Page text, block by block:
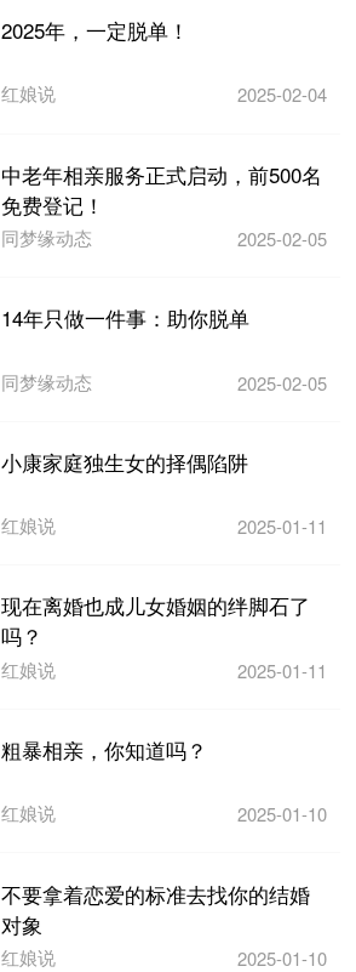
2025年，一定脱单！
红娘说 2025-02-04
中老年相亲服务正式启动，前500名
免费登记！
同梦缘动态 2025-02-05
14年只做一件事：助你脱单
同梦缘动态 2025-02-05
小康家庭独生女的择偶陷阱
红娘说 2025-01-11
现在离婚也成儿女婚姻的绊脚石了
吗？
红娘说 2025-01-11
粗暴相亲，你知道吗？
红娘说 2025-01-10
不要拿着恋爱的标准去找你的结婚
对象
红娘说 2025-01-10